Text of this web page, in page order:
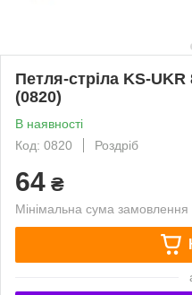
Петля-стріла KS-
(0820)
В наявності
Код: 0820
Роздріб
64 ₴
Мінімальна сума